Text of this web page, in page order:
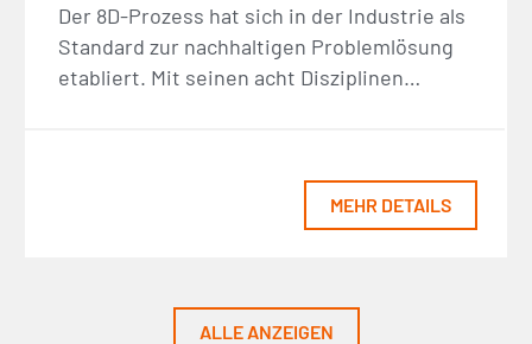
Der 8D-Prozess hat sich in der Industrie als
Standard zur nachhaltigen Problemlösung
etabliert. Mit seinen acht Disziplinen…
MEHR DETAILS
ALLE ANZEIGEN